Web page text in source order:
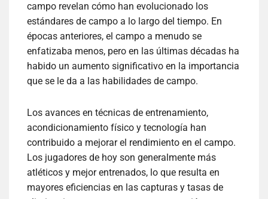
campo revelan cómo han evolucionado los
estándares de campo a lo largo del tiempo. En
épocas anteriores, el campo a menudo se
enfatizaba menos, pero en las últimas décadas ha
habido un aumento significativo en la importancia
que se le da a las habilidades de campo.
Los avances en técnicas de entrenamiento,
acondicionamiento físico y tecnología han
contribuido a mejorar el rendimiento en el campo.
Los jugadores de hoy son generalmente más
atléticos y mejor entrenados, lo que resulta en
mayores eficiencias en las capturas y tasas de